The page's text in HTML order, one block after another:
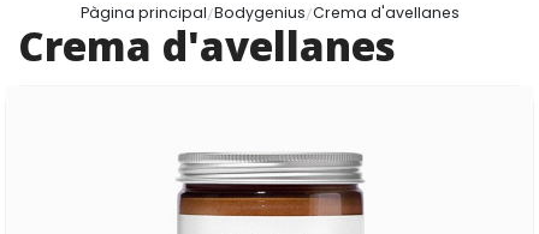
Pàgina principal/Bodygenius/Crema d'avellanes
Crema d'avellanes